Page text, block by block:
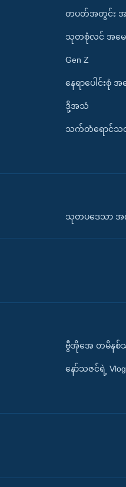
တပတ်အတွင်း အာ
သုတစုံလင် အမ
Gen Z
နေရာပေါင်းစုံ အ
ဒို့အသံ
သက်တံရောင်သ
သုတပဒေသာ အင်္
ဗွီအိုအေ တမိနစ်
နော်သဇင်ရဲ့ Vlog